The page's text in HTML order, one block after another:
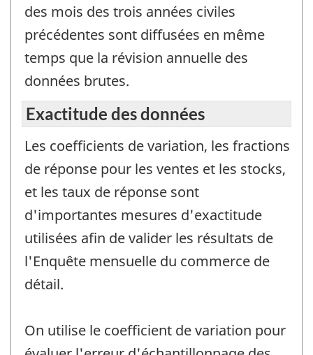
des mois des trois années civiles
précédentes sont diffusées en même
temps que la révision annuelle des
données brutes.
Exactitude des données
Les coefficients de variation, les fractions
de réponse pour les ventes et les stocks,
et les taux de réponse sont
d'importantes mesures d'exactitude
utilisées afin de valider les résultats de
l'Enquête mensuelle du commerce de
détail.
On utilise le coefficient de variation pour